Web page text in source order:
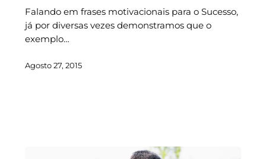
Falando em frases motivacionais para o Sucesso,
já por diversas vezes demonstramos que o
exemplo…
Agosto 27, 2015